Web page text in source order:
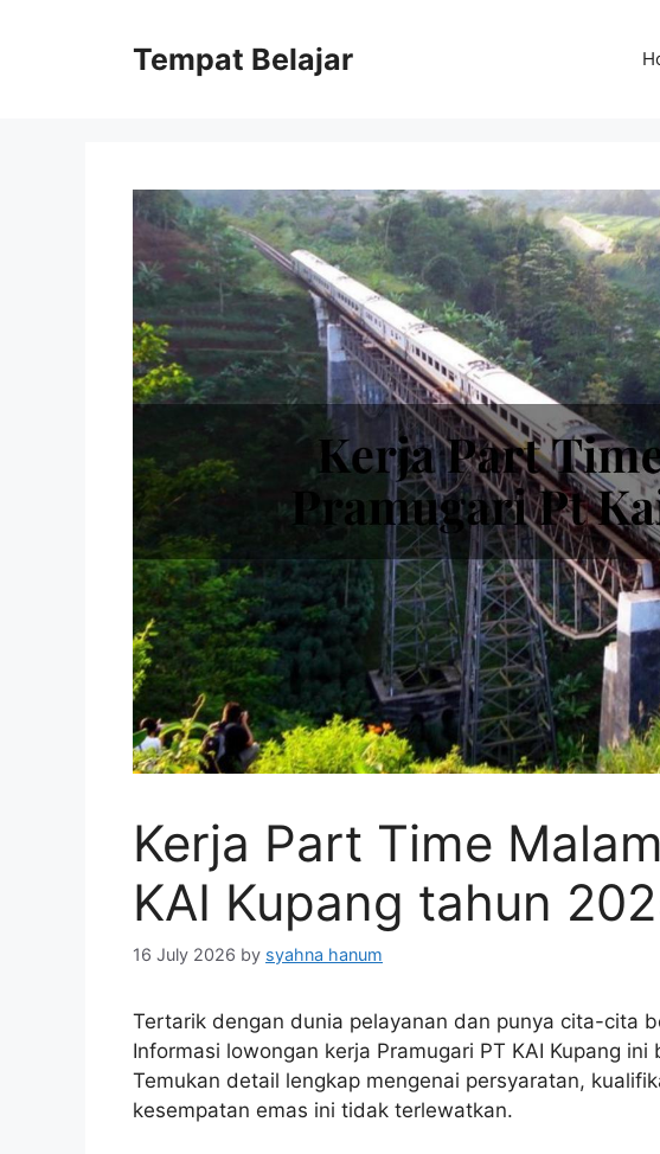
Tempat Belajar
Kerja Part Time
KAI Kupang tahun
16 July 2026 by syahna hanum
Tertarik dengan dunia pelayanan dan punya cita-cita
Informasi lowongan kerja Pramugari PT KAI Kupang
Temukan detail lengkap mengenai persyaratan,
kesempatan emas ini tidak terlewatkan.